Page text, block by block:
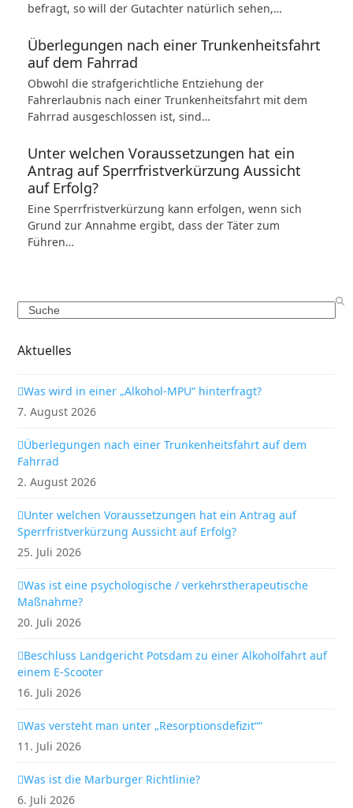
befragt, so will der Gutachter natürlich sehen,…
Überlegungen nach einer Trunkenheitsfahrt
auf dem Fahrrad
Obwohl die strafgerichtliche Entziehung der
Fahrerlaubnis nach einer Trunkenheitsfahrt mit dem
Fahrrad ausgeschlossen ist, sind…
Unter welchen Voraussetzungen hat ein
Antrag auf Sperrfristverkürzung Aussicht
auf Erfolg?
Eine Sperrfristverkürzung kann erfolgen, wenn sich
Grund zur Annahme ergibt, dass der Täter zum
Führen…
Search
Aktuelles
Was wird in einer „Alkohol-MPU“ hinterfragt?
7. August 2026
Überlegungen nach einer Trunkenheitsfahrt auf dem
Fahrrad
2. August 2026
Unter welchen Voraussetzungen hat ein Antrag auf
Sperrfristverkürzung Aussicht auf Erfolg?
25. Juli 2026
Was ist eine psychologische / verkehrstherapeutische
Maßnahme?
20. Juli 2026
Beschluss Landgericht Potsdam zu einer Alkoholfahrt auf
einem E-Scooter
16. Juli 2026
Was versteht man unter „Resorptionsdefizit““
11. Juli 2026
Was ist die Marburger Richtlinie?
6. Juli 2026